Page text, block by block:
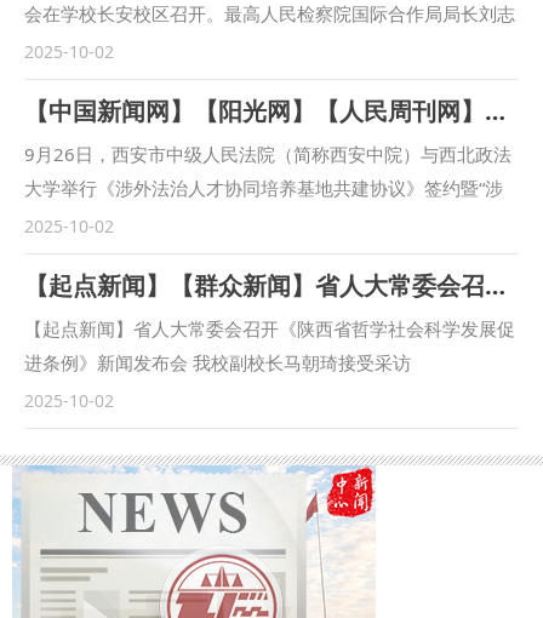
会在学校长安校区召开。最高人民检察院国际合作局局长刘志
远，陕西省人民检察院十一检察部主任李向锋，西安市人民检
察院教育培训处负责人陈文龙，西安市长安区人民检察院副检
察长王蕾等出席会议。我校校长范九利出席会议并致辞，副校
长马朝琦主持会议。 范九利表示，涉外检察工作是国家涉外
法治工作的重要方面，近年来，学校与各级检察机关深化交
流，不断拓展合作领域、合作范围，围绕中国检察学自主知识
体系构建、检察课题研究、检校人才互派交流、学生实习实训
等方面开展了卓有成效的合作。在最高人民检察院国际合作局
指导下，我校成立的“涉外刑事法治与国别检察司法研究中
心”各项工作稳步推进，已在区域国别检察研究、国际刑事司
源，推动学校专家学者与检察实务专家的交流互动，建立常态
化研究协作机制，围绕涉外检察基础性理论和实践难题开展联
合攻关，共同打造服务国家战略的涉外检察智库。 刘志远表
示，最高人民检察院对涉外检察工作高度重视，西北政法大学
始终心怀“国之大者”，在涉外法治领域取得了突出的成绩。涉
2025-10-02
【中国新闻网】【阳光网】【人民周刊网】【今日头条】【起点新闻】【三秦都市报】西安市中级人民法院与西北政法大学联合建立涉外法治人才协同培养基地
9月26日，西安市中级人民法院（简称西安中院）与西北政法
大学举行《涉外法治人才协同培养基地共建协议》签约暨“涉
外法治人才协同培养基地”揭牌仪式。西安中院党组书记、院
长赵雷，西北政法大学党委副书记、校长范九利出席会议并致
辞，共同为“涉外法治人才协同培养基地”揭牌。西安中院审判
委员会专职委员张曼慧与西北政法大学副校长张荣刚签署《涉
外法治人才协同培养基地共建协议》（简称《协议》）。 西
安中院党组书记、院长赵雷首先致辞。他指出，西安作为“一
带一路”重要节点城市，成为内陆型对外开放的新前沿，涉外
司法审判工作面临新任务新要求。西安法院必须紧扣以审判工
作现代化支撑和服务中国式现代化的时代课题，立足全国大
局，树立世界眼光，打开国际视野，为推动“一带一路”国际商
事法律服务示范区（中央法务区）建设高质量发展，营造市场
化法治化国际化营商环境注入强劲的司法动能。涉外法治人才
2025-10-02
【起点新闻】【群众新闻】省人大常委会召开《陕西省哲学社会科学发展促进条例》新闻发布会 我校副校长马朝琦接受采访
【起点新闻】省人大常委会召开《陕西省哲学社会科学发展促
进条例》新闻发布会 我校副校长马朝琦接受采访
https://qidian.sxtvs.com/timing/share/content/10654306
陕西省十四届人大常委会第十八次会议审议通过《陕西省哲学
社会科学发展促进条例》（以下简称《条例》），《条例》于
9月底正式公布。 日前，西北政法大学副校长、二级教授马朝
琦，陕西省哲学社会科学研究中心执行主任、陕西师范大学马
克思主义学部部长袁祖社接受记者采访，对《条例》进行解
读。 问：根据《条例》，哲学社会科学机构应当加强延安精
2025-10-02